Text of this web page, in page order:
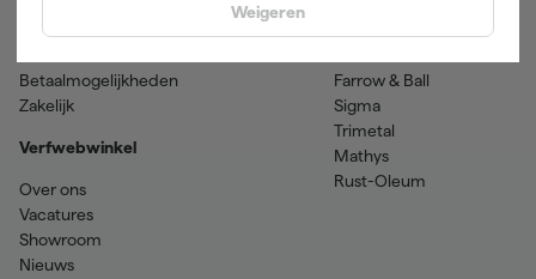
Weigeren
Klantenservice
Betaalmogelijkheden
Zakelijk
Verfwebwinkel
Over ons
Vacatures
Showroom
Nieuws
Farrow & Ball
Sigma
Trimetal
Mathys
Rust-Oleum